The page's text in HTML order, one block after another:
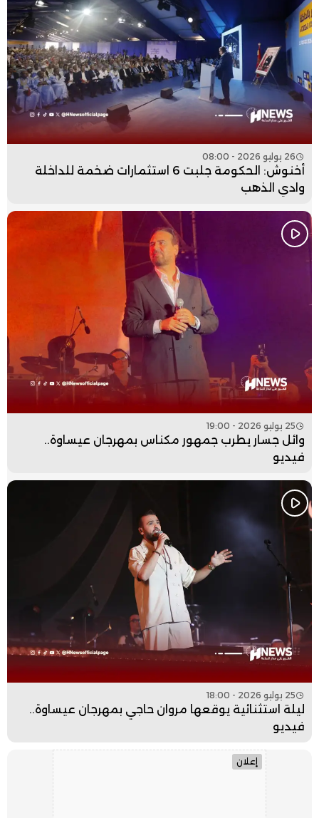
26 يوليو 2026 - 08:00
أخنوش: الحكومة جلبت 6 استثمارات ضخمة للداخلة
وادي الذهب
25 يوليو 2026 - 19:00
وائل جسار يطرب جمهور مكناس بمهرجان عيساوة..
فيديو
25 يوليو 2026 - 18:00
ليلة استثنائية يوقعها مروان حاجي بمهرجان عيساوة..
فيديو
إعلان